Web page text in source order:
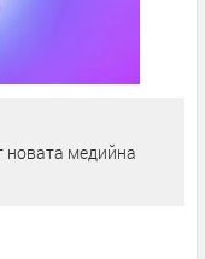
новата медийна